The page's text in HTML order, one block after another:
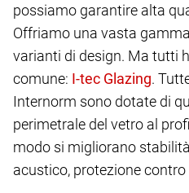
possiamo garantire alta
Offriamo una vasta
varianti di design. Ma tutti
comune:
.
Internorm sono dotate di
perimetrale del vetro al
modo si migliorano
acustico, protezione